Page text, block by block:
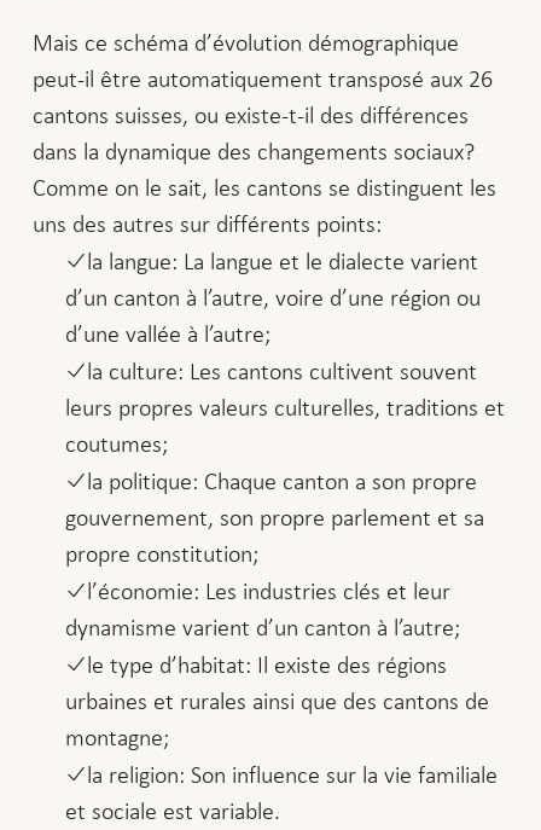
Mais ce schéma d’évolution démographique
peut-il être automatiquement transposé aux 26
cantons suisses, ou existe-t-il des différences
dans la dynamique des changements sociaux?
Comme on le sait, les cantons se distinguent les
uns des autres sur différents points:
la langue: La langue et le dialecte varient
d’un canton à l’autre, voire d’une région ou
d’une vallée à l’autre;
la culture: Les cantons cultivent souvent
leurs propres valeurs culturelles, traditions et
coutumes;
la politique: Chaque canton a son propre
gouvernement, son propre parlement et sa
propre constitution;
l’économie: Les industries clés et leur
dynamisme varient d’un canton à l’autre;
le type d’habitat: Il existe des régions
urbaines et rurales ainsi que des cantons de
montagne;
la religion: Son influence sur la vie familiale
et sociale est variable.